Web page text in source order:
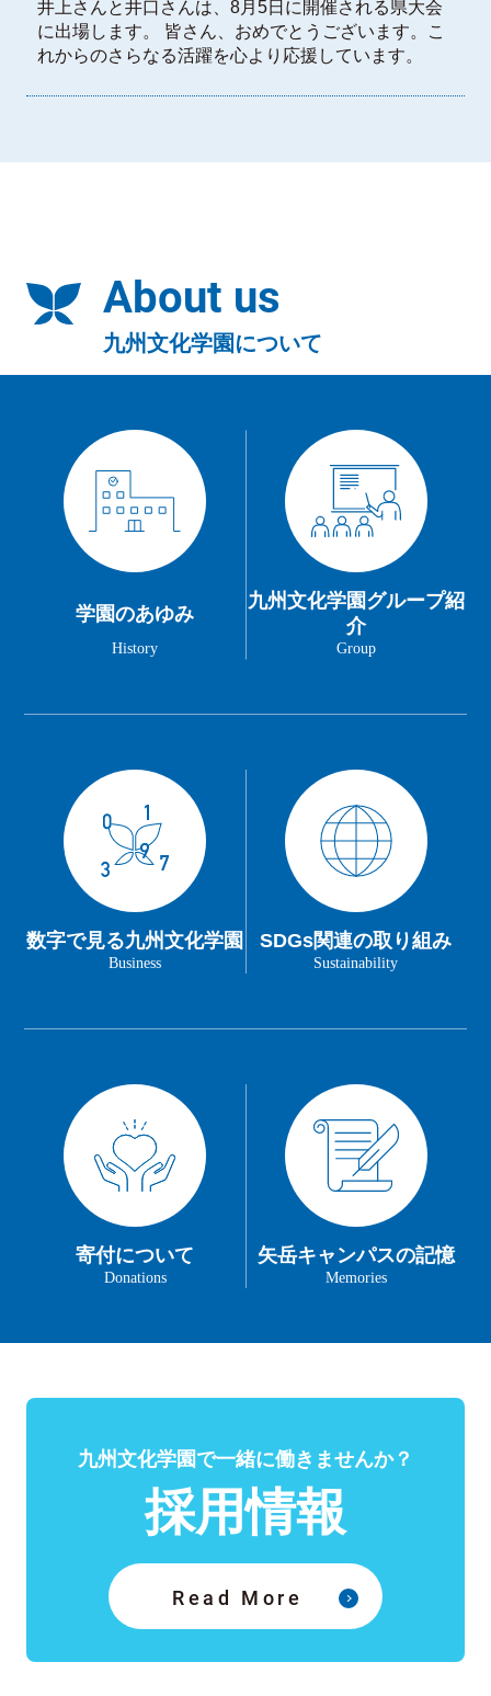
井上さんと井口さんは、8月5日に開催される県大会
に出場します。 皆さん、おめでとうございます。こ
れからのさらなる活躍を心より応援しています。
About us
九州文化学園について
学園のあゆみ
History
九州文化学園グループ紹
介
Group
数字で見る九州文化学園
Business
SDGs関連の取り組み
Sustainability
寄付について
Donations
矢岳キャンパスの記憶
Memories
九州文化学園で一緒に働きませんか？
採用情報
Read More